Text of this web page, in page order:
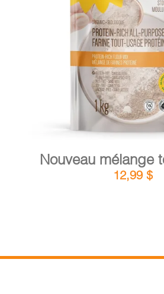
AJOUTER AU PANIER /
Nouveau mélange
12,99 $